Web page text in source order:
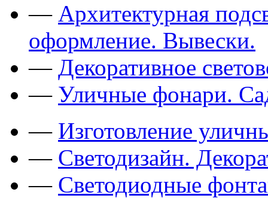
— Архитектурная
оформление. Вывески.
— Декоративное
— Уличные фонари.
— Изготовление
— Светодизайн.
— Светодиодные